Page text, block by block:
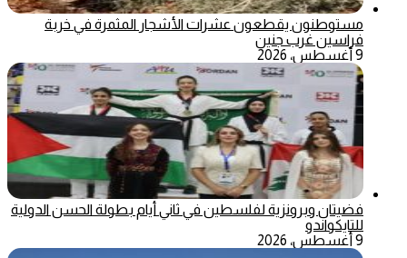
مستوطنون يقطعون عشرات الأشجار المثمرة في خربة
فراسين غرب جنين
9 أغسطس، 2026
فضيتان وبرونزية لفلسطين في ثاني أيام بطولة الحسن الدولية
للتايكواندو
9 أغسطس، 2026